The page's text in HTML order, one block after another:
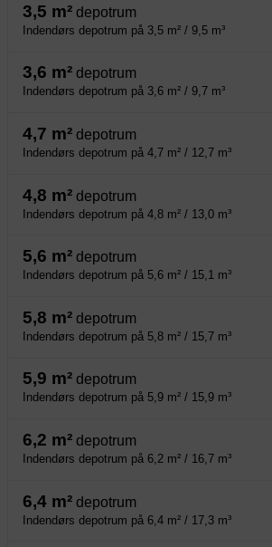
3,5 m² depotrum
Indendørs depotrum på 3,5 m² / 9,5 m³
3,6 m² depotrum
Indendørs depotrum på 3,6 m² / 9,7 m³
4,7 m² depotrum
Indendørs depotrum på 4,7 m² / 12,7 m³
4,8 m² depotrum
Indendørs depotrum på 4,8 m² / 13,0 m³
5,6 m² depotrum
Indendørs depotrum på 5,6 m² / 15,1 m³
5,8 m² depotrum
Indendørs depotrum på 5,8 m² / 15,7 m³
5,9 m² depotrum
Indendørs depotrum på 5,9 m² / 15,9 m³
6,2 m² depotrum
Indendørs depotrum på 6,2 m² / 16,7 m³
6,4 m² depotrum
Indendørs depotrum på 6,4 m² / 17,3 m³